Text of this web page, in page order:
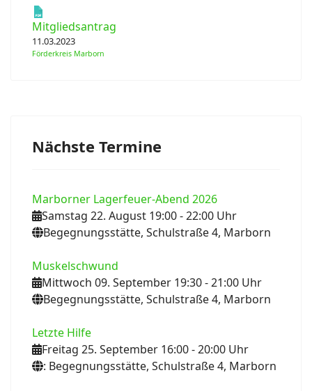
Mitgliedsantrag
11.03.2023
Förderkreis Marborn
Nächste Termine
Marborner Lagerfeuer-Abend 2026
Samstag 22. August 19:00- 22:00 Uhr
Begegnungsstätte, Schulstraße 4, Marborn
Muskelschwund
Mittwoch 09. September 19:30- 21:00 Uhr
Begegnungsstätte, Schulstraße 4, Marborn
Letzte Hilfe
Freitag 25. September 16:00- 20:00 Uhr
: Begegnungsstätte, Schulstraße 4, Marborn